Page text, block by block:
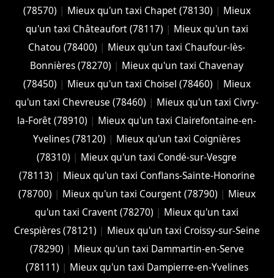
(78570) | Mieux qu'un taxi Chapet (78130) | Mieux
qu'un taxi Châteaufort (78117) | Mieux qu'un taxi
Chatou (78400) | Mieux qu'un taxi Chaufour-lès-
Bonnières (78270) | Mieux qu'un taxi Chavenay
(78450) | Mieux qu'un taxi Choisel (78460) | Mieux
qu'un taxi Chevreuse (78460) | Mieux qu'un taxi Civry-
la-Forêt (78910) | Mieux qu'un taxi Clairefontaine-en-
Yvelines (78120) | Mieux qu'un taxi Coignières
(78310) | Mieux qu'un taxi Condé-sur-Vesgre
(78113) | Mieux qu'un taxi Conflans-Sainte-Honorine
(78700) | Mieux qu'un taxi Courgent (78790) | Mieux
qu'un taxi Cravent (78270) | Mieux qu'un taxi
Crespières (78121) | Mieux qu'un taxi Croissy-sur-Seine
(78290) | Mieux qu'un taxi Dammartin-en-Serve
(78111) | Mieux qu'un taxi Dampierre-en-Yvelines